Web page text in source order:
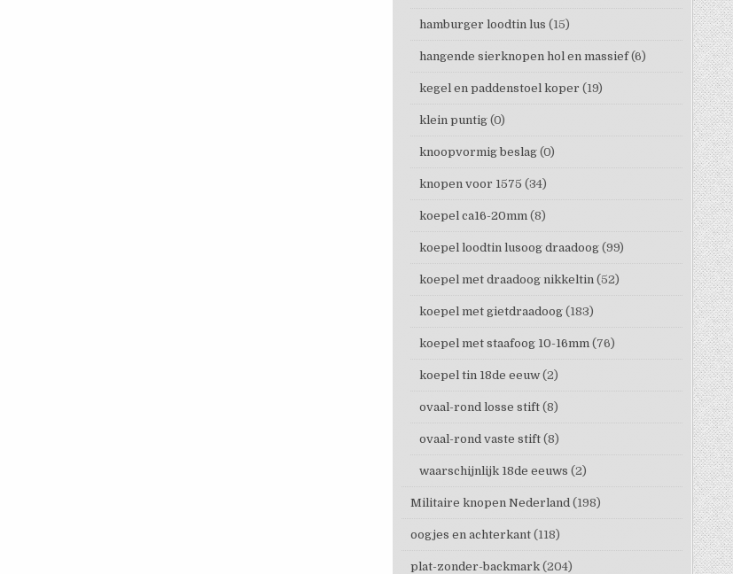
hamburger loodtin lus (15)
hangende sierknopen hol en massief (6)
kegel en paddenstoel koper (19)
klein puntig (0)
knoopvormig beslag (0)
knopen voor 1575 (34)
koepel ca16-20mm (8)
koepel loodtin lusoog draadoog (99)
koepel met draadoog nikkeltin (52)
koepel met gietdraadoog (183)
koepel met staafoog 10-16mm (76)
koepel tin 18de eeuw (2)
ovaal-rond losse stift (8)
ovaal-rond vaste stift (8)
waarschijnlijk 18de eeuws (2)
Militaire knopen Nederland (198)
oogjes en achterkant (118)
plat-zonder-backmark (204)